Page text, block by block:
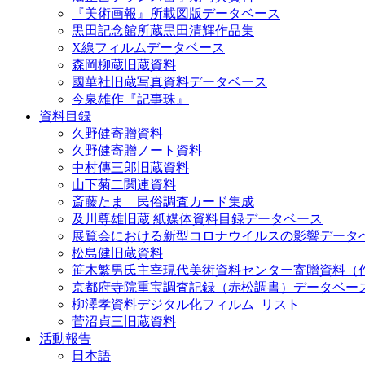
『美術画報』所載図版データベース
黒田記念館所蔵黒田清輝作品集
X線フィルムデータベース
森岡柳蔵旧蔵資料
國華社旧蔵写真資料データベース
今泉雄作『記事珠』
資料目録
久野健寄贈資料
久野健寄贈ノート資料
中村傳三郎旧蔵資料
山下菊二関連資料
斎藤たま 民俗調査カード集成
及川尊雄旧蔵 紙媒体資料目録データベース
展覧会における新型コロナウイルスの影響データ
松島健旧蔵資料
笹木繁男氏主宰現代美術資料センター寄贈資料（
京都府寺院重宝調査記録（赤松調書）データベー
柳澤孝資料デジタル化フィルム_リスト
菅沼貞三旧蔵資料
活動報告
日本語